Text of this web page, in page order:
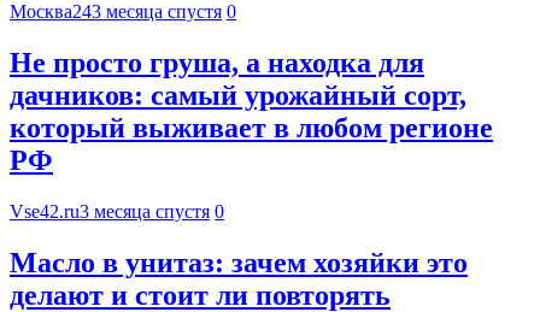
Москва243 месяца спустя 0
Не просто груша, а находка для
дачников: самый урожайный сорт,
который выживает в любом регионе
РФ
Vse42.ru3 месяца спустя 0
Масло в унитаз: зачем хозяйки это
делают и стоит ли повторять